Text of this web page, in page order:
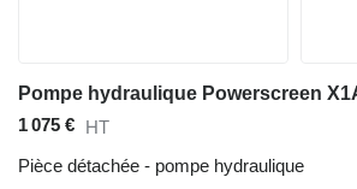
1 075 € HT
Pièce détachée - pompe hydraulique